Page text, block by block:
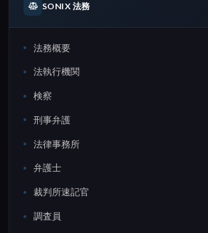
SONIX 法務
法務概要
法執行機関
検察
刑事弁護
法律事務所
弁護士
裁判所速記官
調査員